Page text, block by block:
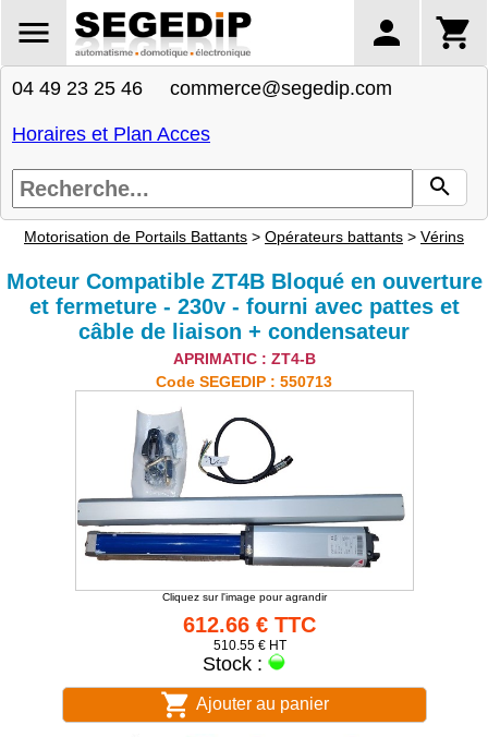
04 49 23 25 46 commerce@segedip.com
Horaires et Plan Acces
Motorisation de Portails Battants > Opérateurs battants > Vérins
Moteur Compatible ZT4B Bloqué en ouverture
et fermeture - 230v - fourni avec pattes et
câble de liaison + condensateur
APRIMATIC : ZT4-B
Code SEGEDIP : 550713
Cliquez sur l'image pour agrandir
612.66 € TTC
510.55 € HT
Stock :
Ajouter au panier